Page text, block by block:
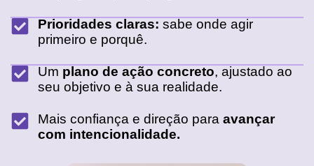
Prioridades claras: sabe onde agir
primeiro e porquê.
Um plano de ação concreto, ajustado ao
seu objetivo e à sua realidade.
Mais confiança e direção para avançar
com intencionalidade.